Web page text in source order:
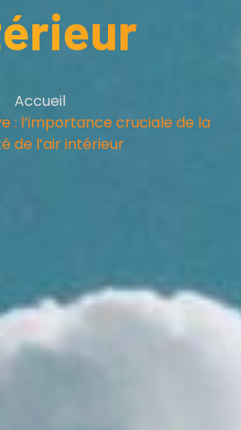
Accueil
: l’importance cruciale de la
de l’air intérieur